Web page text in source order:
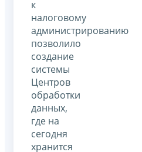
к
налоговому
администрированию
позволило
создание
системы
Центров
обработки
данных,
где на
сегодня
хранится